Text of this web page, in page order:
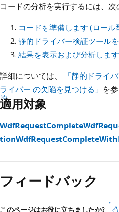
コードの分析を実行するには、次
コードを準備します (ロール
静的ドライバー検証ツールを
結果を表示および分析します
詳細については、
「静的ドライ
ライバー の欠陥を見つける」 を
適用対象
WdfRequestComplete
tion
み
取
モ
フィードバック
このページはお役に立ちましたか?